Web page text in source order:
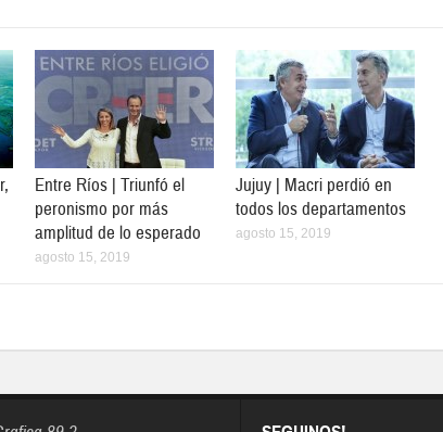
Entre Ríos | Triunfó el
peronismo por más
amplitud de lo esperado
agosto 15, 2019
Jujuy | Macri perdió en
todos los departamentos
agosto 15, 2019